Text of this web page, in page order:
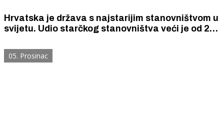
Hrvatska je država s najstarijim stanovništvom u
svijetu. Udio starčkog stanovništva veći je od 20
05. Prosinac